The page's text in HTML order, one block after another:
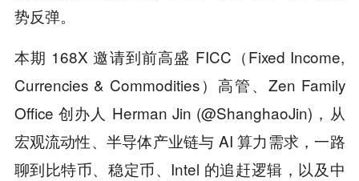
势反弹。
本期 168X 邀请到前高盛 FICC（Fixed Income,
Currencies & Commodities）高管、Zen Family
Office 创办人 Herman Jin (@ShanghaoJin)，从
宏观流动性、半导体产业链与 AI 算力需求，一路
聊到比特币、稳定币、Intel 的追赶逻辑，以及中